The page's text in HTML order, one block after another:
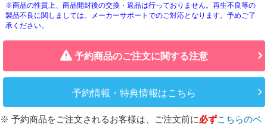
※商品の性質上、商品開封後の交換・返品は行っておりません。再生不良等の
製品不良に関しましては、メーカーサポートでのご対応となります。予めご了
承ください。
予約商品のご注文に関する注意
予約情報・特典情報はこちら
※ 予約商品をご注文されるお客様は、ご注文前に必ずこちらのペ